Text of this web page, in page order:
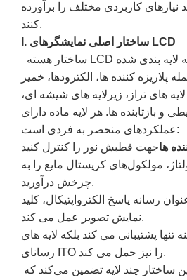
کاربردی مختلف را برآورده
کنند.
I. ساختار اصلی نمایشگرهای LCD
کننده ها، الکترودها، خمیر
های تراز، زیرلایه های شیشه ای،
و بازتابنده ها. هر لایه ماده دارای
عملکردهای منحصر به فردی است:
ها
مولکول‌های کریستال مایع را به
چرخش درآورید.
رسانه پاسخ الکترواپتیکال، کلید
نمایش تصویر عمل می کند.
نه تنها پشتیبانی می کند بلکه لایه های
رسانای ITO را نیز حمل می کند.